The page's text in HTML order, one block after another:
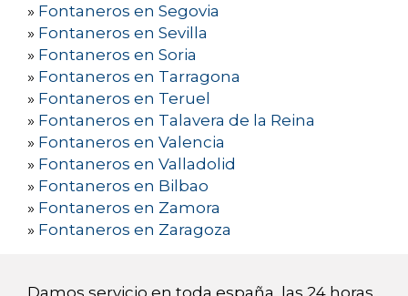
» Fontaneros en Segovia
» Fontaneros en Sevilla
» Fontaneros en Soria
» Fontaneros en Tarragona
» Fontaneros en Teruel
» Fontaneros en Talavera de la Reina
» Fontaneros en Valencia
» Fontaneros en Valladolid
» Fontaneros en Bilbao
» Fontaneros en Zamora
» Fontaneros en Zaragoza